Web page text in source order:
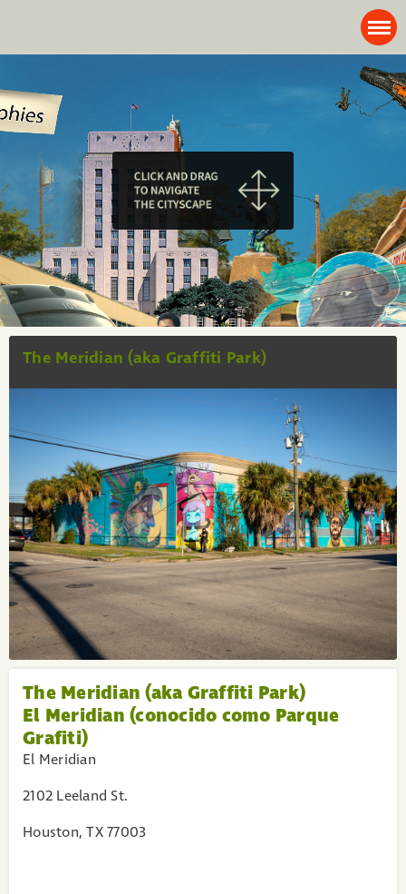
The Meridian (aka Graffiti Park)
The Meridian (aka Graffiti Park)
El Meridian (conocido como Parque
Grafiti)
El Meridian
2102 Leeland St.
Houston, TX 77003